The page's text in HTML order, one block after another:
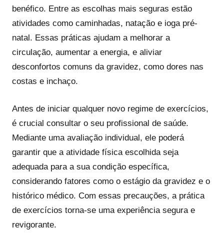
benéfico. Entre as escolhas mais seguras estão
atividades como caminhadas, natação e ioga pré-
natal. Essas práticas ajudam a melhorar a
circulação, aumentar a energia, e aliviar
desconfortos comuns da gravidez, como dores nas
costas e inchaço.
Antes de iniciar qualquer novo regime de exercícios,
é crucial consultar o seu profissional de saúde.
Mediante uma avaliação individual, ele poderá
garantir que a atividade física escolhida seja
adequada para a sua condição específica,
considerando fatores como o estágio da gravidez e o
histórico médico. Com essas precauções, a prática
de exercícios torna-se uma experiência segura e
revigorante.